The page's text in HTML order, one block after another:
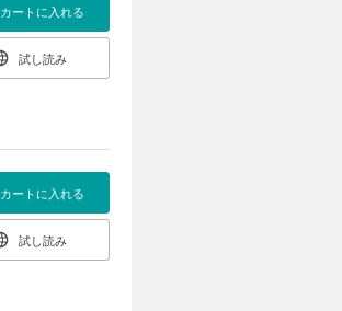
カートに入れる
試し読み
カートに入れる
試し読み